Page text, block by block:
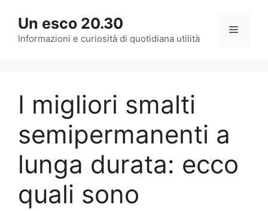
contenuto
Un esco 20.30
Informazioni e curiosità di quotidiana utilità
Menu
I migliori smalti
semipermanenti a
lunga durata: ecco
quali sono